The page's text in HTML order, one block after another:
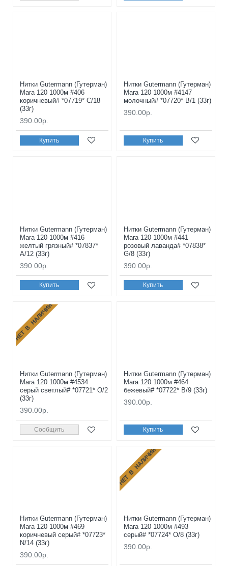
Нитки Gutermann (Гутерман)
Mara 120 1000м #406
коричневый# *07719* C/18
(33г)
390.00р.
Купить
Нитки Gutermann (Гутерман)
Mara 120 1000м #4147
молочный# *07720* B/1 (33г)
390.00р.
Купить
Нитки Gutermann (Гутерман)
Mara 120 1000м #416
желтый грязный# *07837*
A/12 (33г)
390.00р.
Купить
Нитки Gutermann (Гутерман)
Mara 120 1000м #441
розовый лаванда# *07838*
G/8 (33г)
390.00р.
Купить
НЕТ В НАЛИЧИИ
Нитки Gutermann (Гутерман)
Mara 120 1000м #4534
серый светлый# *07721* O/2
(33г)
390.00р.
Сообщить
Нитки Gutermann (Гутерман)
Mara 120 1000м #464
бежевый# *07722* B/9 (33г)
390.00р.
Купить
Нитки Gutermann (Гутерман)
Mara 120 1000м #469
коричневый серый# *07723*
N/14 (33г)
390.00р.
НЕТ В НАЛИЧИИ
Нитки Gutermann (Гутерман)
Mara 120 1000м #493
серый# *07724* O/8 (33г)
390.00р.